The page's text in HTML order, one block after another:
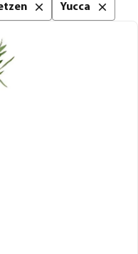
Yucca